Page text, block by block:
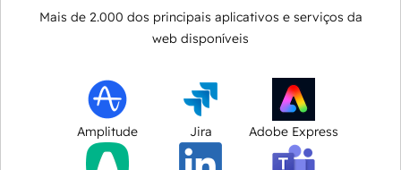
Mais de 2.000 dos principais aplicativos e serviços da
web disponíveis
Amplitude Jira Adobe Express